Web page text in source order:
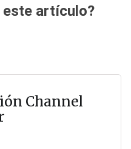
este artículo?
Channel